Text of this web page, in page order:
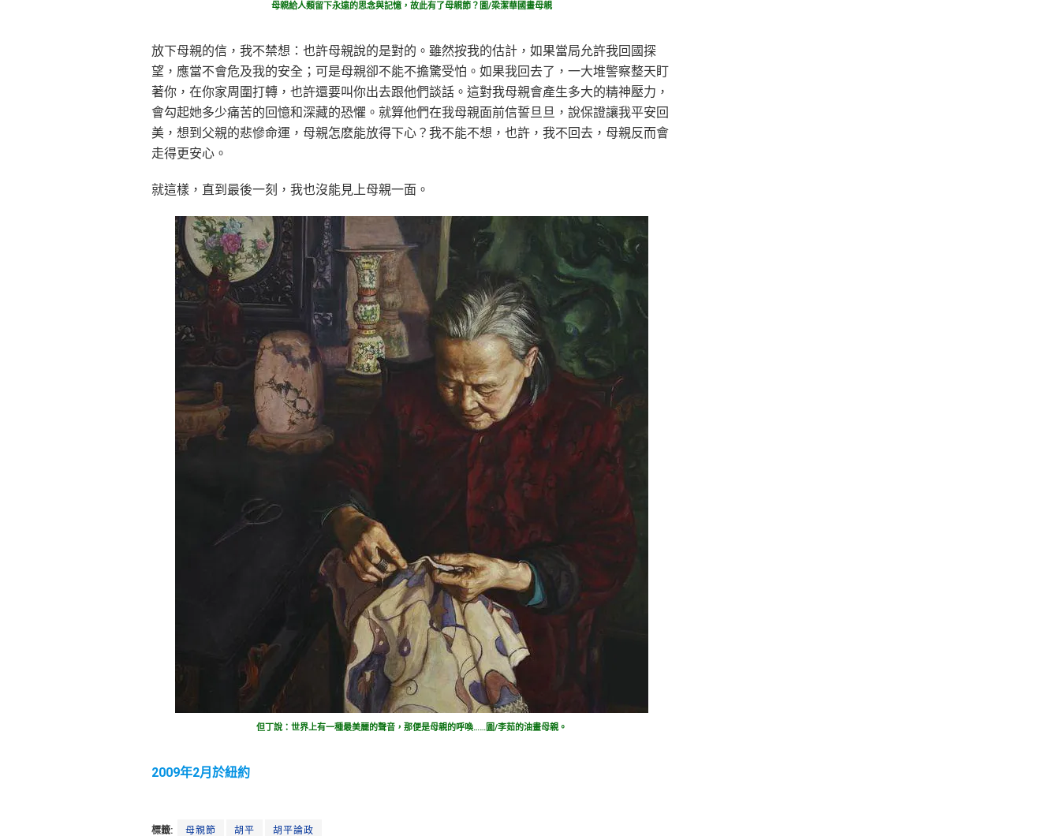
母親給人類留下永遠的思念與記憶，故此有了母親節？圖/梁潔華國畫母親
放下母親的信，我不禁想：也許母親說的是對的。雖然按我的估計，如果當局允許我回國探
望，應當不會危及我的安全；可是母親卻不能不擔驚受怕。如果我回去了，一大堆警察整天盯
著你，在你家周圍打轉，也許還要叫你出去跟他們談話。這對我母親會產生多大的精神壓力，
會勾起她多少痛苦的回憶和深藏的恐懼。就算他們在我母親面前信誓旦旦，說保證讓我平安回
美，想到父親的悲慘命運，母親怎麽能放得下心？我不能不想，也許，我不回去，母親反而會
走得更安心。
就這樣，直到最後一刻，我也沒能見上母親一面。
但丁說：世界上有一種最美麗的聲音，那便是母親的呼喚……圖/李茹的油畫母親。
2009年2月於紐約
標籤: 母親節 胡平 胡平論政